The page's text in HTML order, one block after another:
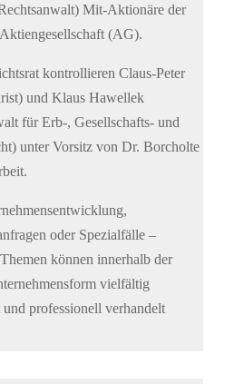
Mit-Aktionäre der
(AG).
kontrollieren Claus-Peter
und Klaus Hawellek
für Erb-, Gesellschafts- und
unter Vorsitz von Dr. Borcholte
oder Spezialfälle –
können innerhalb der
vielfältig
professionell verhandelt